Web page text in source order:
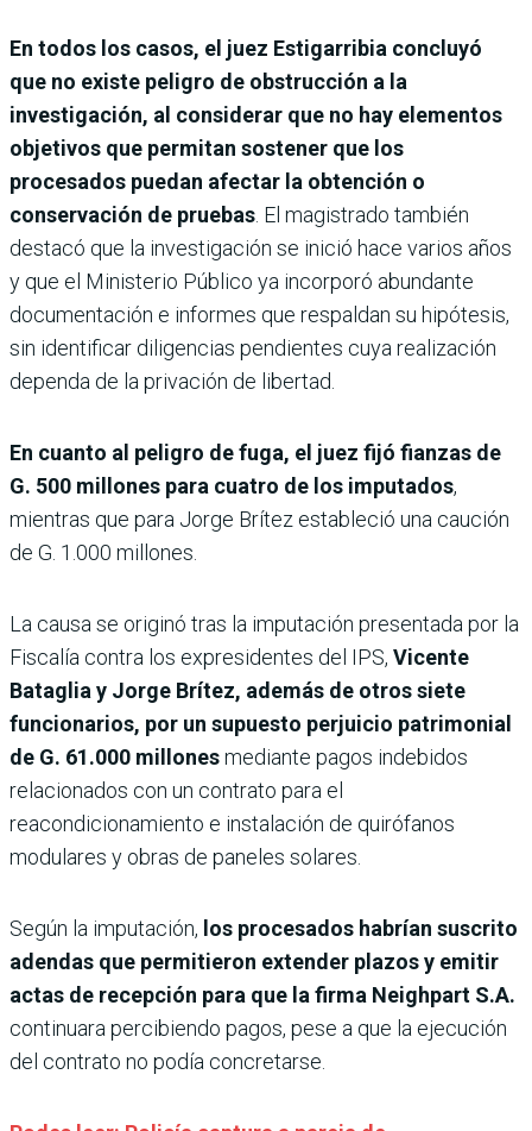
En todos los casos, el juez Estigarribia concluyó
que no existe peligro de obstrucción a la
investigación, al considerar que no hay elementos
objetivos que permitan sostener que los
procesados puedan afectar la obtención o
conservación de pruebas . El magistrado también
destacó que la investigación se inició hace varios años
y que el Ministerio Público ya incorporó abundante
documentación e informes que respaldan su hipótesis,
sin identificar diligencias pendientes cuya realización
dependa de la privación de libertad.
En cuanto al peligro de fuga, el juez fijó fianzas de
G. 500 millones para cuatro de los imputados,
mientras que para Jorge Brítez estableció una caución
de G. 1.000 millones.
La causa se originó tras la imputación presentada por la
Fiscalía contra los expresidentes del IPS, Vicente
Bataglia y Jorge Brítez, además de otros siete
funcionarios, por un supuesto perjuicio patrimonial
de G. 61.000 millonesmediante pagos indebidos
relacionados con un contrato para el
reacondicionamiento e instalación de quirófanos
modulares y obras de paneles solares.
Según la imputación, los procesados habrían suscrito
adendas que permitieron extender plazos y emitir
actas de recepción para que la firma Neighpart S.A.
continuara percibiendo pagos, pese a que la ejecución
del contrato no podía concretarse.